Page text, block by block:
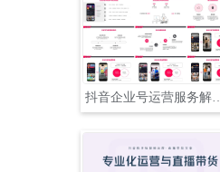
抖音企业号运营服务解决方案PPT